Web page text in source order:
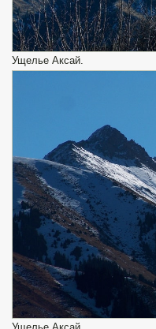
Ущелье Аксай.